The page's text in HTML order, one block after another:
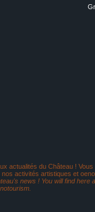
actualités du Château !
activités artistiques et
news ! You will find here